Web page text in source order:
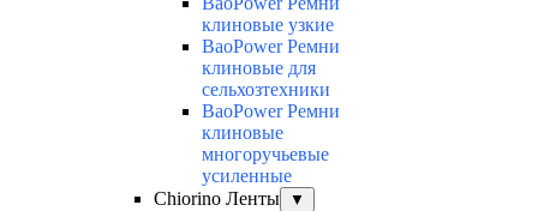
клиновые узкие
BaoPower Ремни
клиновые для
сельхозтехники
BaoPower Ремни
клиновые
многоручьевые
усиленные
Chiorino Ленты
▼